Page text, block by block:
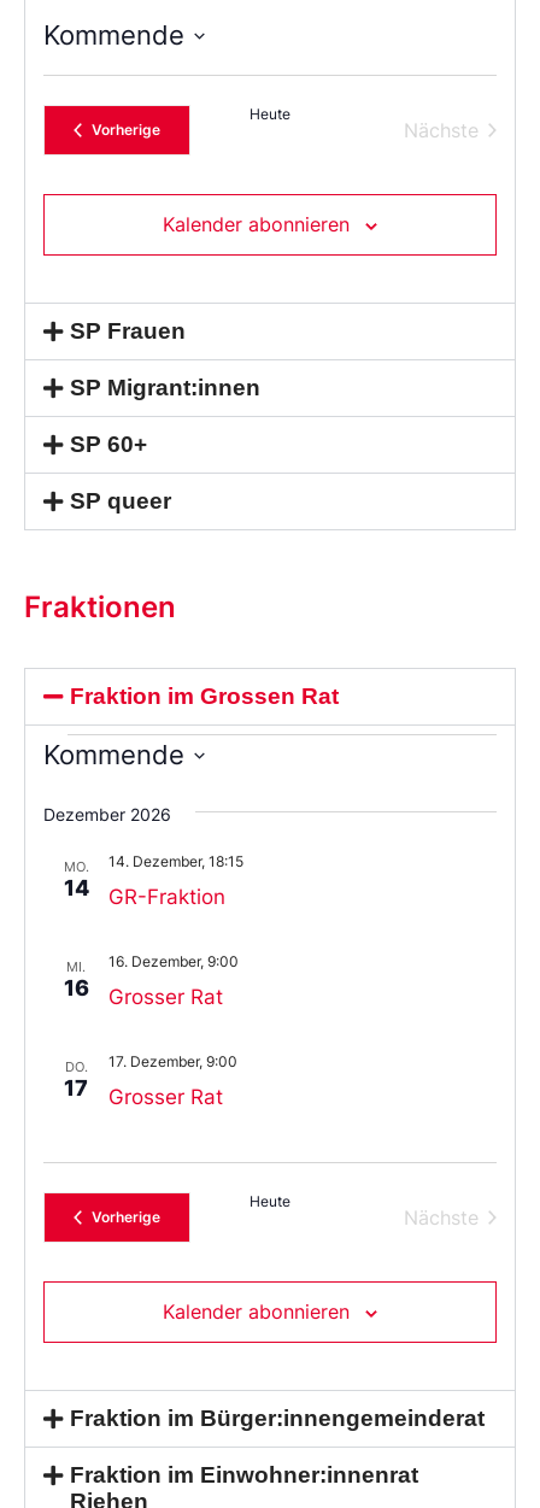
Kommende
das
DatumVorherigeVeranstaltungen
Heute
Nächste
Kalender abonnieren
SP Frauen
SP Migrant:innen
SP 60+
SP queer
Fraktionen
Fraktion im Grossen Rat
Kommende
Sie
das
aus.
Dezember 2026
MO.
14 GR-Fraktion
14. Dezember, 18:15
MI.
16 Grosser Rat
16. Dezember, 9:00
DO.
17 Grosser Rat
17. Dezember, 9:00
VorherigeVeranstaltungen
Heute
Nächste
Kalender abonnieren
Fraktion im Bürger:innengemeinderat
Fraktion im Einwohner:innenrat
Riehen